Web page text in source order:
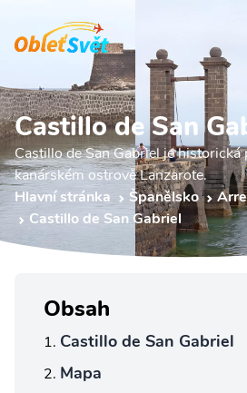
Castillo de San
Castillo de San Gabriel je
kanárském ostrově Lanzarote.
Hlavní stránka
Španělsko
Castillo de San Gabriel
Obsah
Castillo de San Gabriel
Mapa